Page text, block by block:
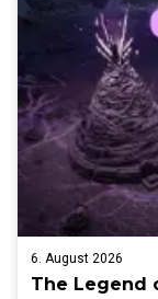
6. August 2026
The Legend